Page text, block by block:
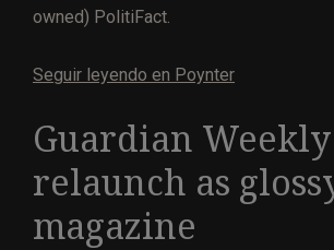
owned) PolitiFact.
Seguir leyendo en Poynter
Guardian
relaunch as
magazine